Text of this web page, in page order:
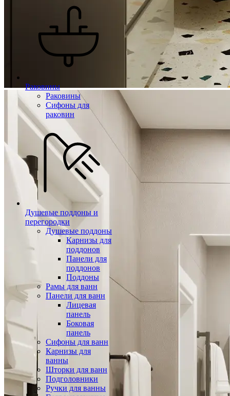
Раковины
Раковины
Сифоны для
раковин
Душевые поддоны и
перегородки
Душевые поддоны
Карнизы для
поддонов
Панели для
поддонов
Поддоны
Рамы для ванн
Панели для ванн
Лицевая
панель
Боковая
панель
Сифоны для ванн
Карнизы для
ванны
Шторки для ванн
Подголовники
Ручки для ванны